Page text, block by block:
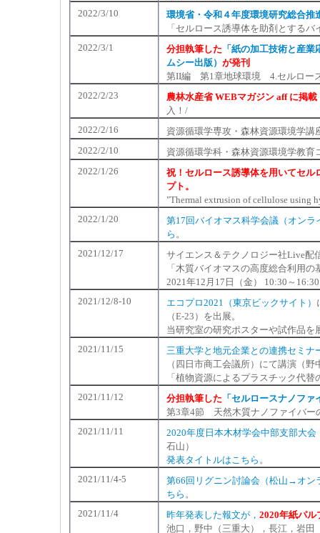
2022/3/10
環境省・令和４年度環境研究総合
「セルロース誘導体を助剤とする
2022/3/1
分担執筆した 「紙の加工技術と産
ムシー出版） が発刊
第II編 第1章地球環境 4.セルロー
2022/2/23
農林水産省 WEBマガジン aff に掲載
入！/
2022/2/16
資源循環学専攻・森林資源環境学講
2022/2/10
資源循環学科・森林資源環境学教
2022/1/26
祝！セルロース誘導体を用いてセル
プト。
"Thermal extrusion of cellulose using
2022/1/20
第17回バイオマス科学会議（オンラ
ら 。
2021/12/17
サイエンス＆テクノロジー社Live配
「木質バイオマスの高度総合利用
2021年12月17日（金） 10:30～16:30
2021/12/8-10
エコプロ2021（東京ビックサイト）
（E-23）を出展。
当研究室の研究ポスターや試作品
2021/11/15
三重大学と地元企業との連携セミナ
（四日市商工会議所）にて講演（野
「植物資源によるプラスチック代替
2021/11/12
分担執筆した 「セルロースナノフ
第3章4節 天然木質ナノファイバ
2021/11/11
2020年度日本木材学会中部支部大
石山）
発表タイトルはこちら 。
2021/11/4-5
第66回リグニン討論会（松山→オン
ちら 。
2021/11/4
昨年発表した報文が， 2020年紙パル
池口，野中（三重大），長江，岩田